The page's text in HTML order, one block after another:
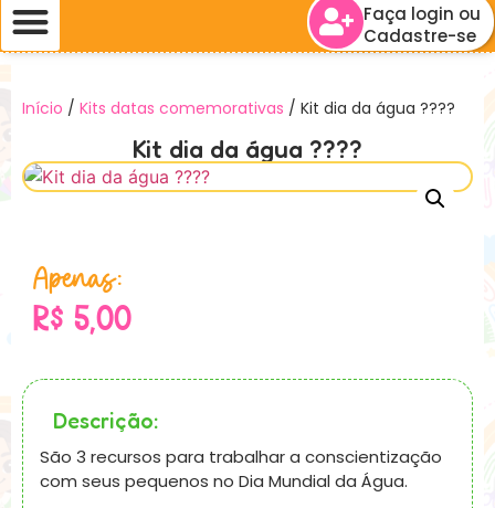
Faça login ou
Cadastre-se
Início / Kits datas comemorativas / Kit dia da água ????
Kit dia da água ????
Apenas:
R$ 5,00
Descrição:
São 3 recursos para trabalhar a conscientização
com seus pequenos no Dia Mundial da Água.